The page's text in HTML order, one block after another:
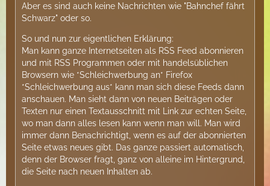
Aber es sind auch keine Nachrichten wie "Bahnchef fährt
Schwarz" oder so.
So und nun zur eigentlichen Erklärung:
Man kann ganze Internetseiten als RSS Feed abonnieren
und mit RSS Programmen oder mit handelsüblichen
Browsern wie *Schleichwerbung an* Firefox
*Schleichwerbung aus* kann man sich diese Feeds dann
anschauen. Man sieht dann von neuen Beiträgen oder
Texten nur einen Textausschnitt mit Link zur echten Seite,
wo man dann alles lesen kann wenn man will. Man wird
immer dann Benachrichtigt, wenn es auf der abonnierten
Seite etwas neues gibt. Das ganze passiert automatisch,
denn der Browser fragt, ganz von alleine im Hintergrund,
die Seite nach neuen Inhalten ab.